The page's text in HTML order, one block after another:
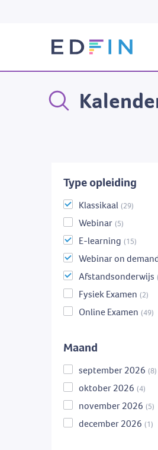
Type opleiding
Klassikaal (29)
Webinar (5)
E-learning (15)
Webinar on
Afstandsonderwijs
Fysiek Examen (2)
Online Examen (49)
Maand
september 2026 (8)
oktober 2026 (4)
november 2026 (5)
december 2026 (1)